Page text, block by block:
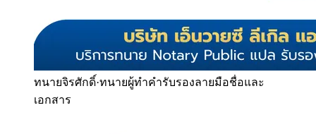
ทนายจิรศักดิ์·ทนายผู้ทำคำรับรองลายมือชื่อและ
เอกสาร